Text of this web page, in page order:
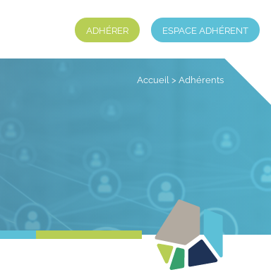
ADHÉRER ESPACE ADHÉRENT
Accueil > Adhérents